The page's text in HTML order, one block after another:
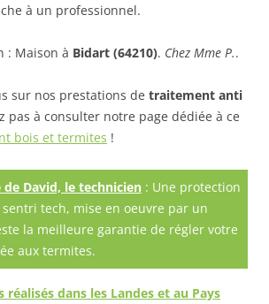
à un professionnel.
: Maison à Bidart (64210). Chez Mme P..
sur nos prestations de traitement anti
pas à consulter notre page dédiée à ce
bois et termites !
David, le technicien : Une protection
tech, mise en oeuvre par un
la meilleure garantie de régler votre
aux termites.
réalisés dans les Landes et au Pays